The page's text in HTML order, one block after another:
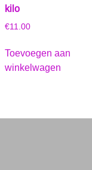
kilo
€11.00
Toevoegen aan
winkelwagen